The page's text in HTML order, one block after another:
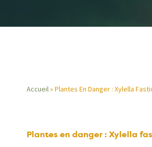
d'Ariane
Accueil Plantes En Danger : Xylella
Plantes en danger : Xylella